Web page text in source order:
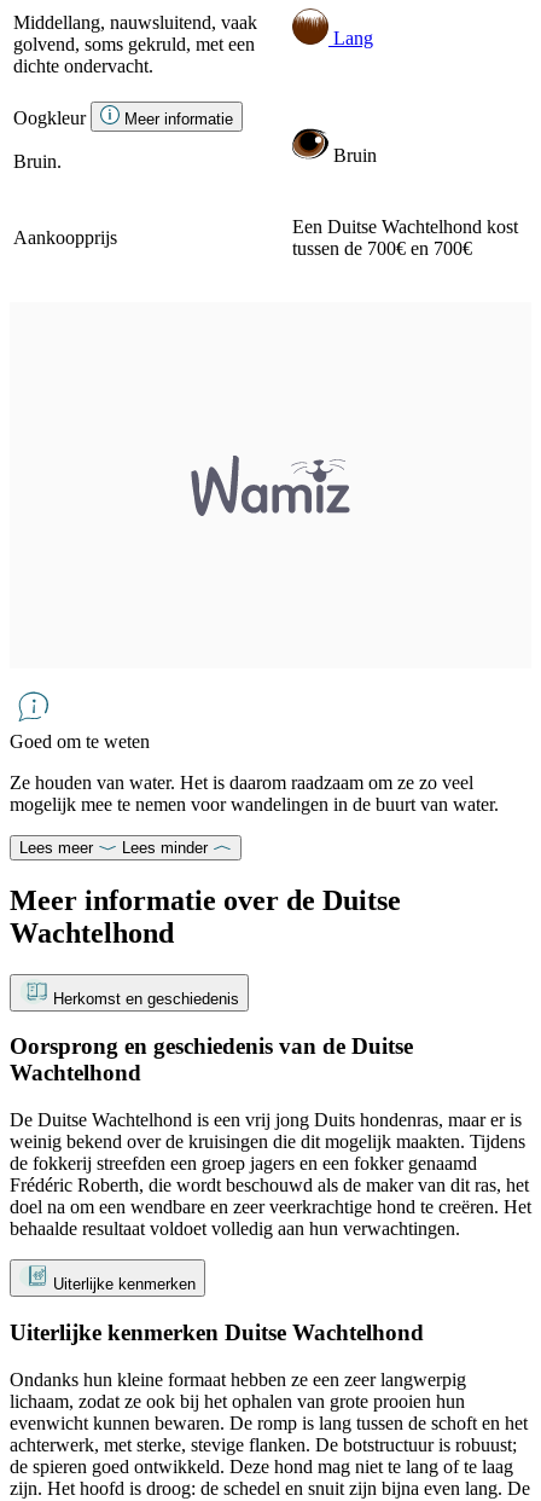
Middellang, nauwsluitend, vaak
golvend, soms gekruld, met een
dichte ondervacht.
Lang
Oogkleur Meer informatie
Bruin. Bruin
Aankoopprijs
Een Duitse Wachtelhond kost
tussen de 700€ en 700€
Goed om te weten
Ze houden van water. Het is daarom raadzaam om ze zo veel
mogelijk mee te nemen voor wandelingen in de buurt van water.
Lees meer Lees minder
Meer informatie over de Duitse
Wachtelhond
Herkomst en geschiedenis
Oorsprong en geschiedenis van de Duitse
Wachtelhond
De Duitse Wachtelhond is een vrij jong Duits hondenras, maar er is
weinig bekend over de kruisingen die dit mogelijk maakten. Tijdens
de fokkerij streefden een groep jagers en een fokker genaamd
Frédéric Roberth, die wordt beschouwd als de maker van dit ras, het
doel na om een ​​wendbare en zeer veerkrachtige hond te creëren. Het
behaalde resultaat voldoet volledig aan hun verwachtingen.
Uiterlijke kenmerken
Uiterlijke kenmerken Duitse Wachtelhond
Ondanks hun kleine formaat hebben ze een zeer langwerpig
lichaam, zodat ze ook bij het ophalen van grote prooien hun
evenwicht kunnen bewaren. De romp is lang tussen de schoft en het
achterwerk, met sterke, stevige flanken. De botstructuur is robuust;
de spieren goed ontwikkeld. Deze hond mag niet te lang of te laag
zijn. Het hoofd is droog: de schedel en snuit zijn bijna even lang. De